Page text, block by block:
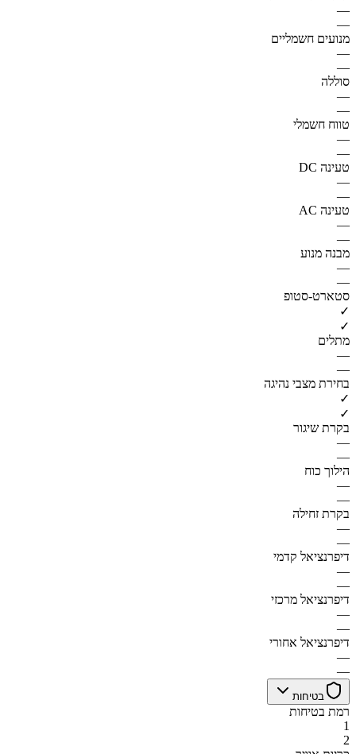
—
—
מנועים חשמליים
—
—
סוללה
—
—
טווח חשמלי
—
—
טעינה DC
—
—
טעינה AC
—
—
מבנה מנוע
—
—
סטארט-סטופ
✓
✓
מתלים
—
—
בחירת מצבי נהיגה
✓
✓
בקרת שיגור
—
—
הילוך כוח
—
—
בקרת זחילה
—
—
דיפרנציאל קדמי
—
—
דיפרנציאל מרכזי
—
—
דיפרנציאל אחורי
—
—
בטיחות
רמת בטיחות
1
2